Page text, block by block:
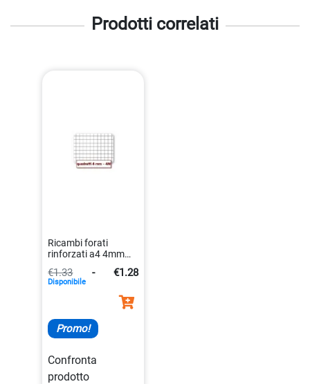
Prodotti correlati
Ricambi forati
rinforzati a4 4mm
8005235059436
€1.33 - €1.28
Disponibile
Promo!
Confronta
prodotto